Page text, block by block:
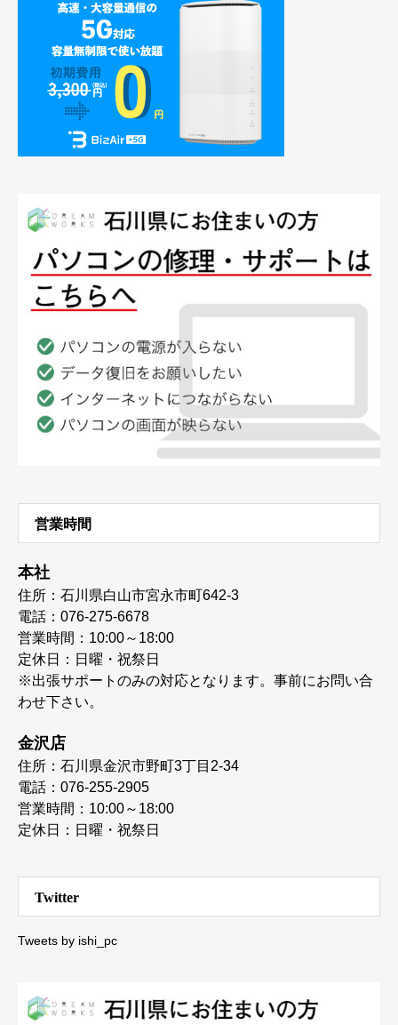
営業時間
本社
住所：石川県白山市宮永市町642-3
電話：076-275-6678
営業時間：10:00～18:00
定休日：日曜・祝祭日
※出張サポートのみの対応となります。事前にお問い合
わせ下さい。
金沢店
住所：石川県金沢市野町3丁目2-34
電話：076-255-2905
営業時間：10:00～18:00
定休日：日曜・祝祭日
Twitter
Tweets by ishi_pc